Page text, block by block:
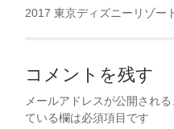
2017 東京ディズニーリゾー
コメントを残す
メールアドレスが公開される
ている欄は必須項目です